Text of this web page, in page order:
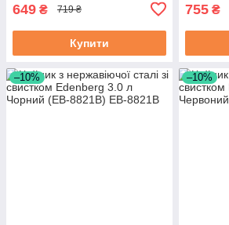
649 ₴ 719 ₴
Купити
755 ₴
–10% –10%